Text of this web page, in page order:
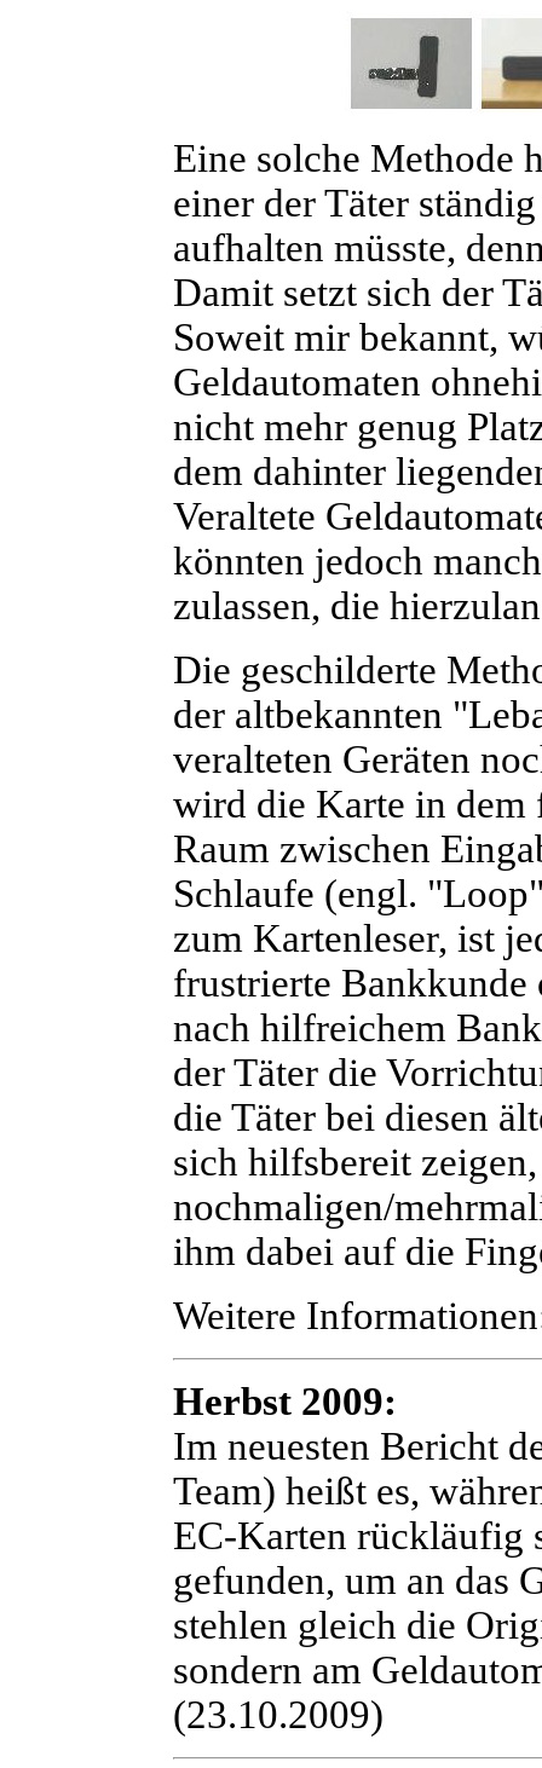
Eine solche Methode
einer der Täter
aufhalten müsste,
Damit setzt sich der
Soweit mir bekannt,
Geldautomaten
nicht mehr genug
dem dahinter
Veraltete
könnten jedoch
zulassen, die
Die geschilderte
der altbekannten
veralteten Geräten
wird die Karte in dem
Raum zwischen
Schlaufe (engl.
zum Kartenleser, ist
frustrierte Bankkunde
nach hilfreichem
der Täter die
die Täter bei diesen
sich hilfsbereit
nochmaligen/
ihm dabei auf die
Weitere
Herbst 2009:
Im neuesten Bericht
Team) heißt es,
EC-Karten rückläufig
gefunden, um an das
stehlen gleich die
sondern am
(23.10.2009)